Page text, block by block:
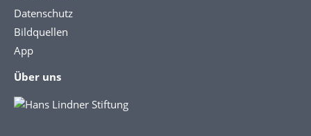
Datenschutz
Bildquellen
App
Über uns